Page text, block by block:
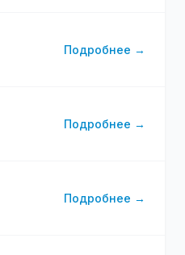
Подробнее →
Подробнее →
Подробнее →